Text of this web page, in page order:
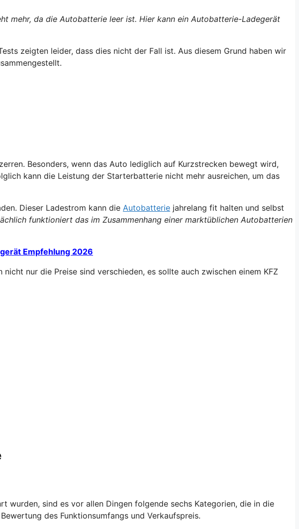
mehr, da die Autobatterie leer ist. Hier kann ein Autobatterie-Ladegerät
zeigten leider, dass dies nicht der Fall ist. Aus diesem Grund haben wir
Besonders, wenn das Auto lediglich auf Kurzstrecken bewegt wird,
kann die Leistung der Starterbatterie nicht mehr ausreichen, um das
Dieser Ladestrom kann die Autobatterie jahrelang fit halten und selbst
funktioniert das im Zusammenhang einer marktüblichen Autobatterien
Empfehlung 2026
nicht nur die Preise sind verschieden, es sollte auch zwischen einem KFZ
wurden, sind es vor allen Dingen folgende sechs Kategorien, die in die
des Funktionsumfangs und Verkaufspreis.